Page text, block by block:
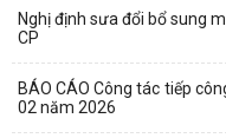
Nghị định sưa đổi bổ sung
CP
BÁO CÁO Công tác tiếp
02 năm 2026